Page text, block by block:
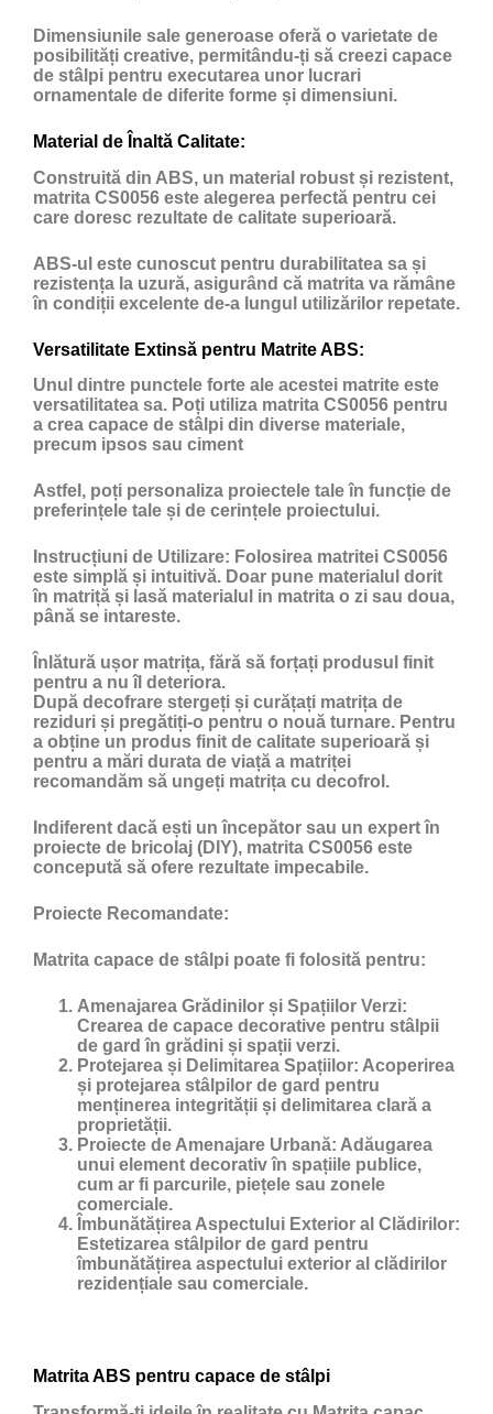
Dimensiunile sale generoase oferă o varietate de
posibilități creative, permitându-ți să creezi capace
de stâlpi pentru executarea unor lucrari
ornamentale de diferite forme și dimensiuni.
Material de Înaltă Calitate:
Construită din ABS, un material robust și rezistent,
matrita CS0056 este alegerea perfectă pentru cei
care doresc rezultate de calitate superioară.
ABS-ul este cunoscut pentru durabilitatea sa și
rezistența la uzură, asigurând că matrita va rămâne
în condiții excelente de-a lungul utilizărilor repetate.
Versatilitate Extinsă pentru Matrite ABS:
Unul dintre punctele forte ale acestei matrite este
versatilitatea sa. Poți utiliza matrita CS0056 pentru
a crea capace de stâlpi din diverse materiale,
precum ipsos sau ciment
Astfel, poți personaliza proiectele tale în funcție de
preferințele tale și de cerințele proiectului.
Instrucțiuni de Utilizare: Folosirea matritei CS0056
este simplă și intuitivă. Doar pune materialul dorit
în matriță și lasă materialul in matrita o zi sau doua,
până se intareste.
Înlătură ușor matrița, fără să forțați produsul finit
pentru a nu îl deteriora.
După decofrare stergeți și curățați matrița de
reziduri și pregătiți-o pentru o nouă turnare. Pentru
a obține un produs finit de calitate superioară și
pentru a mări durata de viață a matriței
recomandăm să ungeți matrița cu decofrol .
Indiferent dacă ești un începător sau un expert în
proiecte de bricolaj (DIY), matrita CS0056 este
concepută să ofere rezultate impecabile.
Proiecte Recomandate:
Matrita capace de stâlpi poate fi folosită pentru:
Amenajarea Grădinilor și Spațiilor Verzi:
Crearea de capace decorative pentru stâlpii
de gard în grădini și spații verzi.
Protejarea și Delimitarea Spațiilor: Acoperirea
și protejarea stâlpilor de gard pentru
menținerea integrității și delimitarea clară a
proprietății.
Proiecte de Amenajare Urbană: Adăugarea
unui element decorativ în spațiile publice,
cum ar fi parcurile, piețele sau zonele
comerciale.
Îmbunătățirea Aspectului Exterior al Clădirilor:
Estetizarea stâlpilor de gard pentru
îmbunătățirea aspectului exterior al clădirilor
rezidențiale sau comerciale.
Matrita ABS pentru capace de stâlpi